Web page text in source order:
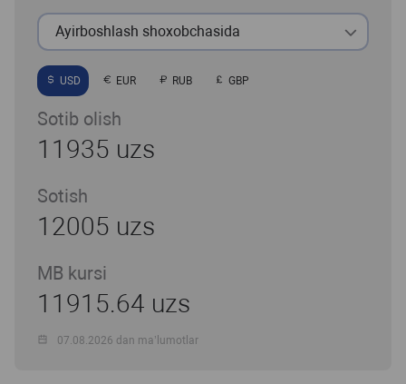
Ayirboshlash shoxobchasida
USD EUR RUB GBP
Sotib olish
11935 uzs
Sotish
12005 uzs
MB kursi
11915.64 uzs
07.08.2026 dan ma’lumotlar